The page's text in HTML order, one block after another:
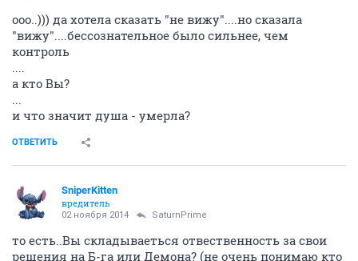
ооо..))) да хотела сказать "не вижу"....но сказала
"вижу"....бессознательное было сильнее, чем
контроль
....
а кто Вы?
...
и что значит душа - умерла?
ОТВЕТИТЬ
SniperKitten
вредитель
02 ноября 2014 SaturnPrime
то есть..Вы складываеться отвественность за свои
решения на Б-га или Демона? (не очень понимаю кто